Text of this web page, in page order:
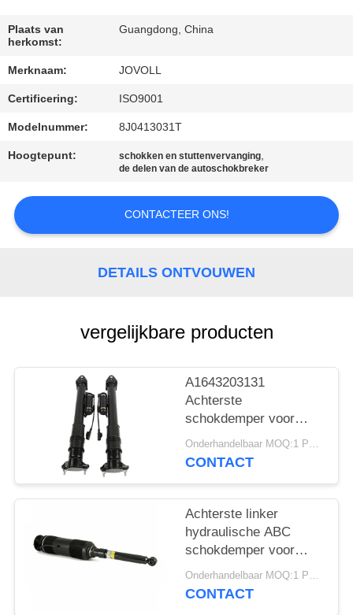
KWALITEITSCONTROLE
NEEM
CONTACT
MET
ONS
NIEUWS
GEVALLEN
SITEMAP
PRIVACY
POLICY
Plaats van
herkomst:
Guangdong, China
Merknaam: JOVOLL
Certificering: ISO9001
Modelnummer: 8J0413031T
Hoogtepunt: schokken en stuttenvervanging,
de delen van de autoschokbreker
CONTACTEER ONS!
DETAILS ONTVOUWEN
vergelijkbare producten
A1643203131
Achterste
schokdemper voor
Mercedes - Benz W164
GL320 GL450 GL550
Onderhandelbaar MOQ:1 PCs.
CONTACT
Achterste linker
hydraulische ABC
schokdemper voor
Mercedes Benz W220
2000-2006
Onderhandelbaar MOQ:1 PCs.
CONTACT